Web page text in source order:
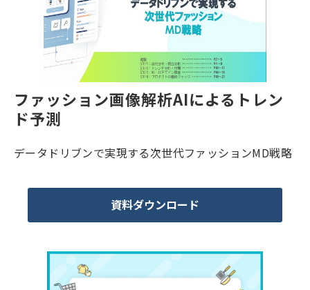
ファッション画像解析AIによるトレン
ド予測
データドリブンで実現する次世代ファッションMD戦略
資料ダウンロード